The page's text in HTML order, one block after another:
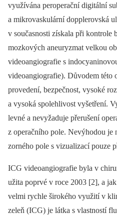
využívána peroperační digitální
a mikrovaskulární dopplerovská
v současnosti získala při kontrole
mozkových aneuryzmat velkou
videoangiografie s
videoangiografie). Důvodem této
provedení, bezpečnost, vysoké
a vysoká spolehlivost vyšetření.
levné a nevyžaduje přerušení
z operačního pole. Nevýhodou je
zorného pole s vizualizací pouze
ICG videoangiografie byla v
užita poprvé v roce 2003 [2], a
velmi rychle širokého využití v
zeleň (ICG) je látka s vlastností